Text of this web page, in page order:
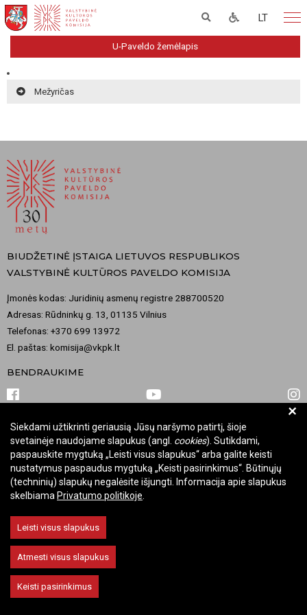
LT
U-Paveldo žemėlapis
Mežyričas
BIUDŽETINĖ ĮSTAIGA LIETUVOS RESPUBLIKOS
VALSTYBINĖ KULTŪROS PAVELDO KOMISIJA
Įmonės kodas: Juridinių asmenų registre 288700520
Adresas: Rūdninkų g. 13, 01135 Vilnius
Telefonas: +370 699 13972
El. paštas: komisija@vkpk.lt
BENDRAUKIME
© 2026 Valstybinė kultūros paveldo komisija. Visos teisės saugomos.
Keisti slapukų nustatymus
+
Siekdami užtikrinti geriausią Jūsų naršymo patirtį, šioje
svetainėje naudojame slapukus (angl. cookies). Sutikdami,
paspauskite mygtuką „Leisti visus slapukus“ arba galite keisti
nustatymus paspaudus mygtuką „Keisti pasirinkimus“. Būtinųjų
(techninių) slapukų negalėsite išjungti. Informacija apie slapukus
skelbiama Privatumo politikoje
Leisti visus slapukus
Atmesti visus slapukus
Keisti pasirinkimus